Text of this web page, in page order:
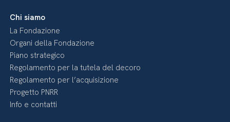
Chi siamo
La Fondazione
Organi della Fondazione
Piano strategico
Regolamento per la tutela del decoro
Regolamento per l’acquisizione
Progetto PNRR
Info e contatti